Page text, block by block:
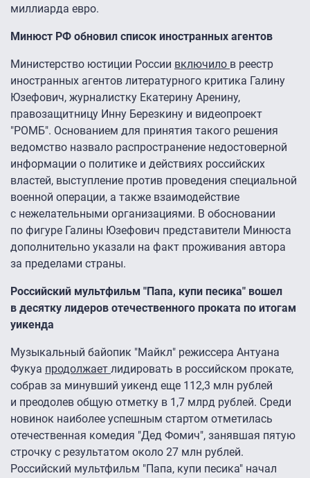
миллиарда евро.
Минюст РФ обновил список иностранных агентов
Министерство юстиции России включило в реестр
иностранных агентов литературного критика Галину
Юзефович, журналистку Екатерину Аренину,
правозащитницу Инну Березкину и видеопроект
"РОМБ". Основанием для принятия такого решения
ведомство назвало распространение недостоверной
информации о политике и действиях российских
властей, выступление против проведения специальной
военной операции, а также взаимодействие
с нежелательными организациями. В обосновании
по фигуре Галины Юзефович представители Минюста
дополнительно указали на факт проживания автора
за пределами страны.
Российский мультфильм "Папа, купи песика" вошел
в десятку лидеров отечественного проката по итогам
уикенда
Музыкальный байопик "Майкл" режиссера Антуана
Фукуа продолжает лидировать в российском прокате,
собрав за минувший уикенд еще 112,3 млн рублей
и преодолев общую отметку в 1,7 млрд рублей. Среди
новинок наиболее успешным стартом отметилась
отечественная комедия "Дед Фомич", занявшая пятую
строчку с результатом около 27 млн рублей.
Российский мультфильм "Папа, купи песика" начал